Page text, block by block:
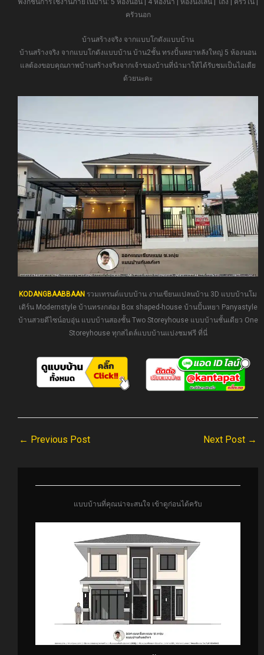
ฟังก์ชั่นการใช้งานภายในบ้าน: 5 ห้องนอน | 4 ห้องน้ำ | ห้องนั่งเล่น | โถง | ครัวใน |
ครัวนอก
บ้านสร้างจริง จากแบบโกดังแบบบ้าน
บ้านสร้างจริง จากแบบโกดังแบบบ้าน บ้าน2ชั้น ทรงปั้นหยาหลังใหญ่ 5 ห้องนอน
แลต้องขอบคุณภาพบ้านสร้างจริงจากเจ้าของบ้านที่นำมาให้ได้รับชมเป็นไอเดีย
ด้วยนะคะ
KODANGBAABBAAN รวมเทรนด์แบบบ้าน งานเขียนแปลนบ้าน 3D แบบบ้านโม
เดิร์น Modernstyle บ้านทรงกล่อง Box shaped-house บ้านปั้นหยา Panyastyle
บ้านสวยดีไซน์อบอุ่น แบบบ้านสองชั้น Two Storeyhouse แบบบ้านชั้นเดียว One
Storeyhouse ทุกสไตล์แบบบ้านแบ่งชมฟรี ที่นี่
← Previous Post Next Post →
แบบบ้านที่คุณน่าจะสนใจ เข้าดูก่อนได้ครับ